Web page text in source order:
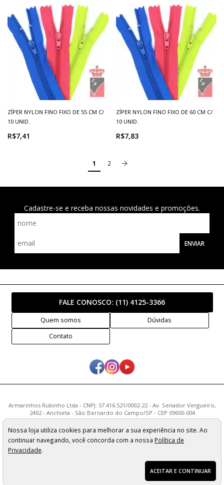
ZÍPER NYLON FINO FIXO DE 55 CM C/
10 UNID.
R$7,41
ZÍPER NYLON FINO FIXO DE 60 CM C/
10 UNID.
R$7,83
1 2
Cadastre-se e receba nossas novidades e promoções.
ENVIAR
FALE CONOSCO: (11) 4125-3366
Quem somos
Dúvidas
Contato
Armarinhos Rubinho Ltda - CNPJ: 57.416.521/0002-22 - Av. Senador Vergueiro,
2402 - Anchieta - São Bernardo do Campo/SP - CEP 09600-004
apresentados neste site não valem necessariamente para nossa loja física e
podem sofrer alterações sem prévia notificação. Imagens meramente
ilustrativas. Pedidos sujeitos a análise e confirmação de dados.
Nossa loja utiliza cookies para melhorar a sua experiência no site. Ao
continuar navegando, você concorda com a nossa Política de
Privacidade.
ACEITAR E CONTINUAR